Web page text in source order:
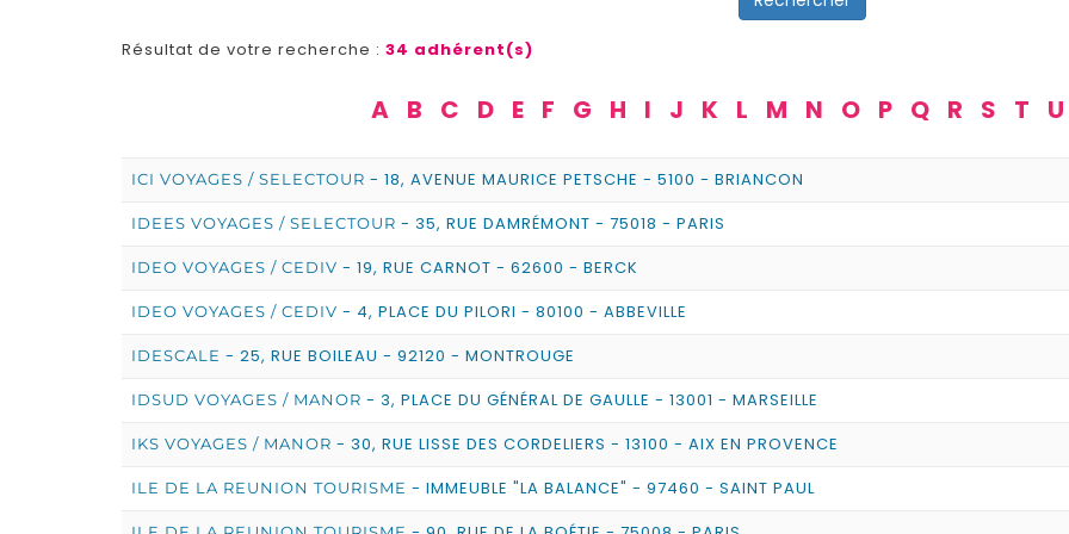
Résultat de votre recherche : 34 adhérent(s)
A B C D E F G H I J K L M N O P Q R S T U
ICI VOYAGES / SELECTOUR - 18, AVENUE MAURICE PETSCHE - 5100 - BRIANCON
IDEES VOYAGES / SELECTOUR - 35, RUE DAMRÉMONT - 75018 - PARIS
IDEO VOYAGES / CEDIV - 19, RUE CARNOT - 62600 - BERCK
IDEO VOYAGES / CEDIV - 4, PLACE DU PILORI - 80100 - ABBEVILLE
IDESCALE - 25, RUE BOILEAU - 92120 - MONTROUGE
IDSUD VOYAGES / MANOR - 3, PLACE DU GÉNÉRAL DE GAULLE - 13001 - MARSEILLE
IKS VOYAGES / MANOR - 30, RUE LISSE DES CORDELIERS - 13100 - AIX EN PROVENCE
ILE DE LA REUNION TOURISME - IMMEUBLE "LA BALANCE" - 97460 - SAINT PAUL